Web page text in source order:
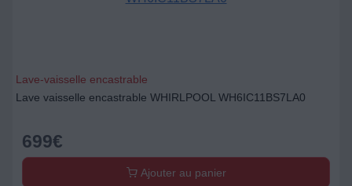
Lave-vaisselle encastrable
Lave vaisselle encastrable WHIRLPOOL WH6IC11BS7LA0
699€
Ajouter au panier